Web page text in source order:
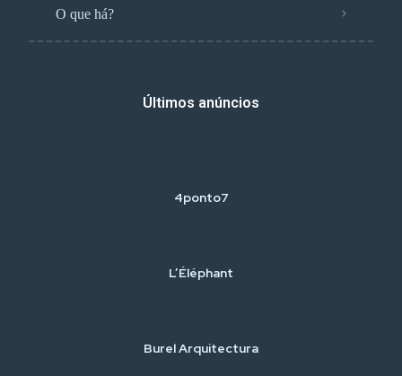
O que há?
Últimos anúncios
4ponto7
L’Éléphant
Burel Arquitectura